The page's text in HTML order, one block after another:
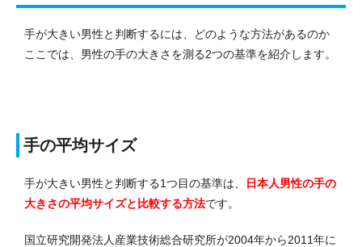
手が大きい男性と判断するには、どのような方法があるのか
ここでは、男性の手の大きさを測る2つの基準を紹介します。
手の平均サイズ
手が大きい男性と判断する1つ目の基準は、
日本人男性の手の
大きさの平均サイズと比較する方法です。
国立研究開発法人産業技術総合研究所が2004年から2011年に